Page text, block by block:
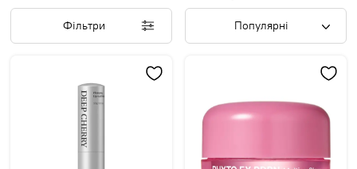
Фільтри Популярні